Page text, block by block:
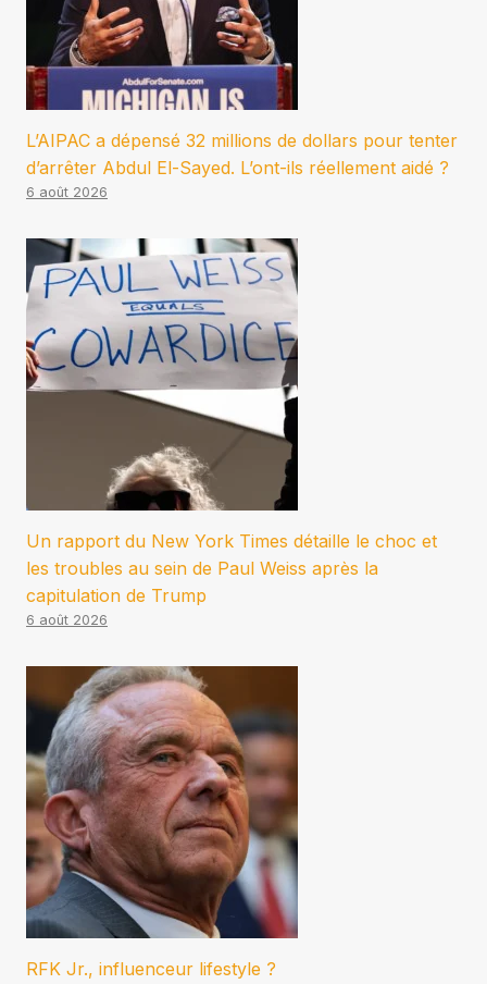
L’AIPAC a dépensé 32 millions de dollars pour tenter
d’arrêter Abdul El-Sayed. L’ont-ils réellement aidé ?
6 août 2026
Un rapport du New York Times détaille le choc et
les troubles au sein de Paul Weiss après la
capitulation de Trump
6 août 2026
RFK Jr., influenceur lifestyle ?